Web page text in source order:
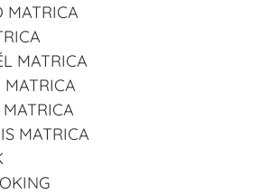
MATRICA
MATRICA
MATRICA
MATRICA